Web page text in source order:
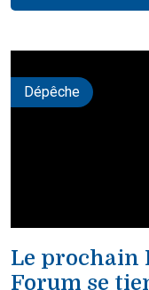
Dépêche
Le prochain
Forum se